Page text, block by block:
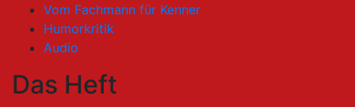
Vom Fachmann für Kenner
Humorkritik
Audio
Das Heft